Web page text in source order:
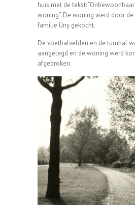
huis met de tekst:
woning”. De woning werd door
familie Uny gekocht.
De voetbalvelden en de turnhal
aangelegd en de woning werd
afgebroken.